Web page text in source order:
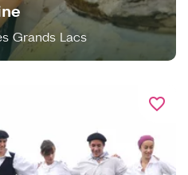
Grands Lacs
favorite_border